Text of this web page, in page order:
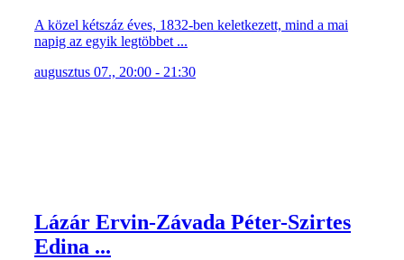
A közel kétszáz éves, 1832-ben keletkezett, mind a mai
napig az egyik legtöbbet ...
augusztus 07., 20:00 - 21:30
Lázár Ervin-Závada Péter-Szirtes
Edina ...